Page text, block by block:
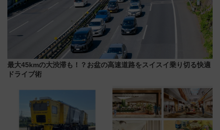
最大45kmの大渋滞も！？お盆の高速道路をスイスイ乗り切る快適
ドライブ術